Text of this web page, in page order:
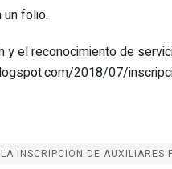
un folio.
y el reconocimiento de
2018/07/
INSCRIPCION DE AUXILIARES